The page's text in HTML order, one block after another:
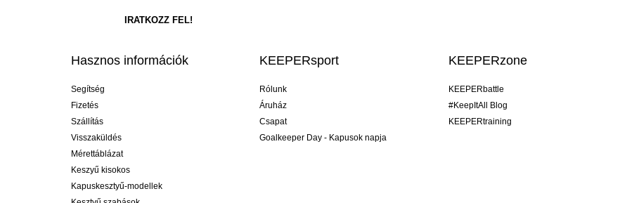
Hasznos információk
Segítség
Fizetés
Szállítás
Visszaküldés
Mérettáblázat
Keszyű kisokos
Kapuskesztyű-modellek
KEEPERsport
Rólunk
Áruház
Csapat
Goalkeeper Day - Kapusok napja
KEEPERzone
KEEPERbattle
#KeepItAll Blog
KEEPERtraining